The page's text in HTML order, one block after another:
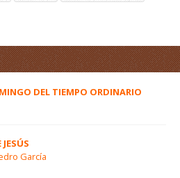
DEL TIEMPO ORDINARIO
García